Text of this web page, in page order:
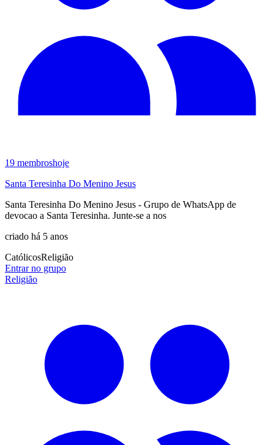
19 membroshoje
Santa Teresinha Do Menino Jesus
Santa Teresinha Do Menino Jesus - Grupo de WhatsApp de
devocao a Santa Teresinha. Junte-se a nos
criado há 5 anos
CatólicosReligião
Entrar no grupo
Religião